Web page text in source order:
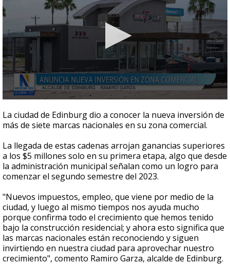
seconds
of
1
13
seconds
La ciudad de Edinburg dio a conocer la nueva inversión de
más de siete marcas nacionales en su zona comercial.
La llegada de estas cadenas arrojan ganancias superiores
a los $5 millones solo en su primera etapa, algo que desde
la administración municipal señalan como un logro para
comenzar el segundo semestre del 2023.
"Nuevos impuestos, empleo, que viene por medio de la
ciudad, y luego al mismo tiempos nos ayuda mucho
porque confirma todo el crecimiento que hemos tenido
bajo la construcción residencial; y ahora esto significa que
las marcas nacionales están reconociendo y siguen
invirtiendo en nuestra ciudad para aprovechar nuestro
crecimiento", comento Ramiro Garza, alcalde de Edinburg.